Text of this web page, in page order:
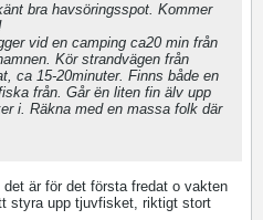
bra havsöringsspot. Kommer
vid en camping ca20 min från
Kör strandvägen från
ca 15-20minuter. Finns både en
från. Går ën liten fin älv upp
i. Räkna med en massa folk där
är för det första fredat o vakten
styra upp tjuvfisket, riktigt stort